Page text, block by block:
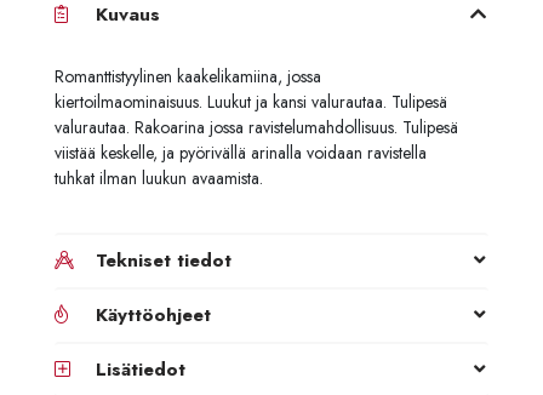
Kuvaus
Romanttistyylinen kaakelikamiina, jossa
kiertoilmaominaisuus. Luukut ja kansi valurautaa. Tulipesä
valurautaa. Rakoarina jossa ravistelumahdollisuus. Tulipesä
viistää keskelle, ja pyörivällä arinalla voidaan ravistella
tuhkat ilman luukun avaamista.
Tekniset tiedot
Käyttöohjeet
Lisätiedot